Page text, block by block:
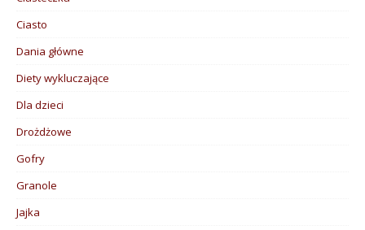
Ciasto
Dania główne
Diety wykluczające
Dla dzieci
Drożdżowe
Gofry
Granole
Jajka